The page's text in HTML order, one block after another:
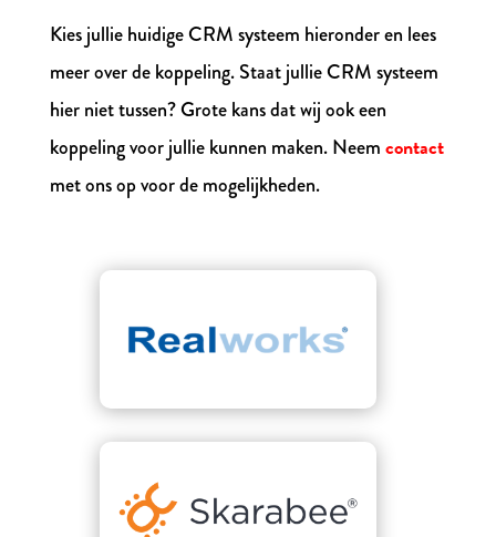
Kies jullie huidige CRM systeem hieronder en lees
meer over de koppeling. Staat jullie CRM systeem
hier niet tussen? Grote kans dat wij ook een
koppeling voor jullie kunnen maken. Neemcontact
met ons op voor de mogelijkheden.